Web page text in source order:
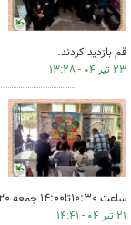
قم بازدید کردند.
۲۳ تیر ۰۴ - ۱۳:۲۸
ساعت ۱۰:۳۰تا۱۴:۰۰ جمعه ۱۴۰۴/۴/۲۰ در کنار دیگر دستگاه ها
۲۱ تیر ۰۴ - ۱۴:۴۱